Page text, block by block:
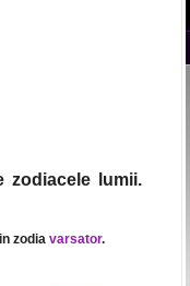
zodiacele lumii.
zodia varsator.